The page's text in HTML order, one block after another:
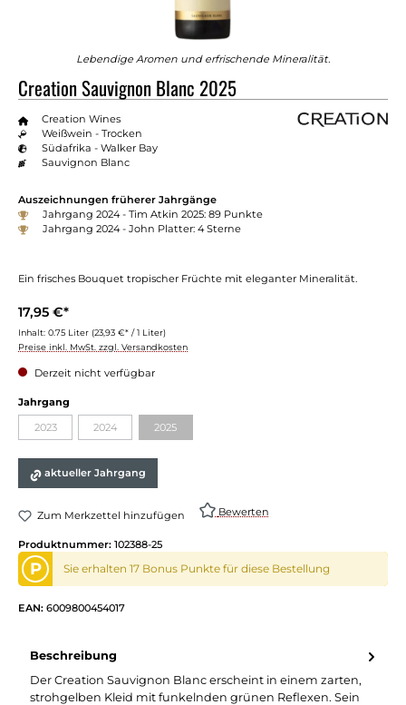
Lebendige Aromen und erfrischende Mineralität.
Creation Sauvignon Blanc 2025
Creation Wines
Weißwein - Trocken
Südafrika - Walker Bay
Sauvignon Blanc
Auszeichnungen früherer Jahrgänge
Jahrgang 2024 - Tim Atkin 2025: 89 Punkte
Jahrgang 2024 - John Platter: 4 Sterne
Ein frisches Bouquet tropischer Früchte mit eleganter Mineralität.
17,95 €*
Inhalt: 0.75 Liter (23,93 €* / 1 Liter)
Preise inkl. MwSt. zzgl. Versandkosten
Derzeit nicht verfügbar
Jahrgang
2023(Diese Option ist zurzeit nicht verfügbar.)
2024(Diese Option ist zurzeit nicht verfügbar.)
2025(Diese Option ist zurzeit nicht verfügbar.)
aktueller Jahrgang
Zum Merkzettel hinzufügen Bewerten
Produktnummer: 102388-25
P Sie erhalten 17 Bonus Punkte für diese Bestellung
EAN: 6009800454017
Beschreibung
Der Creation Sauvignon Blanc erscheint in einem zarten,
strohgelben Kleid mit funkelnden grünen Reflexen. Sein